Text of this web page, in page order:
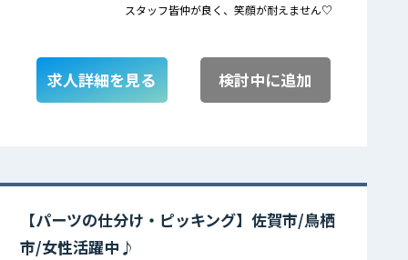
スタッフ皆仲が良く、笑顔が耐えません♡
求人詳細を見る 検討中に追加
【パーツの仕分け・ピッキング】佐賀市/鳥栖
市/女性活躍中♪